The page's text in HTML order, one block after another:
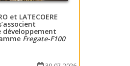
et LATECOERE
développement
Fregate-F100